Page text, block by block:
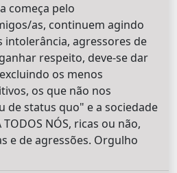
começa pelo
as, continuem agindo
intolerância, agressores de
respeito, deve-se dar
os menos
os que não nos
de status quo" e a sociedade
NÓS, ricas ou não,
e de agressões. Orgulho